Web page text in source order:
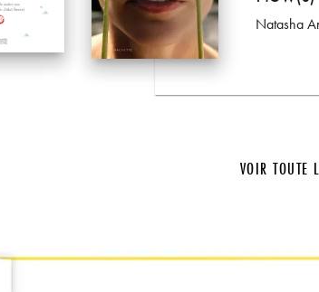
nuages: médi…
Federico Procopio
Natasha
VOIR TOUTE